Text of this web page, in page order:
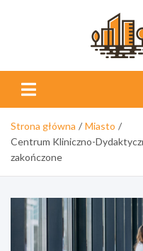
Strona główna
Miasto
Centrum Kliniczno-
zakończone